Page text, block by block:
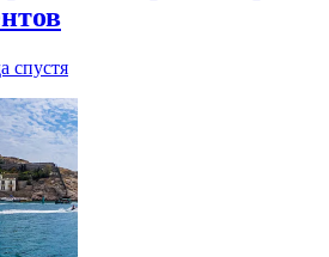
спустя